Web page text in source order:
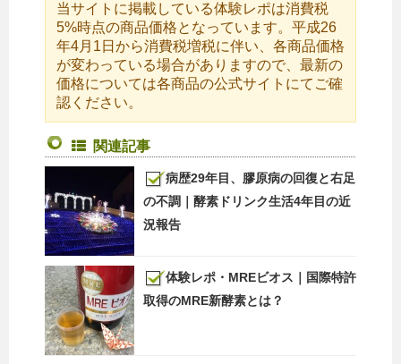
当サイトに掲載している体験レポは消費税
5%時点の商品価格となっています。平成26
年4月1日から消費税増税に伴い、各商品価格
が変わっている場合がありますので、最新の
価格については各商品の公式サイトにてご確
認ください。
関連記事
病歴29年目、膠原病の回復と右足
の不調｜酵素ドリンク生活4年目の近
況報告
体験レポ・MREビオス｜国際特許
取得のMRE新酵素とは？